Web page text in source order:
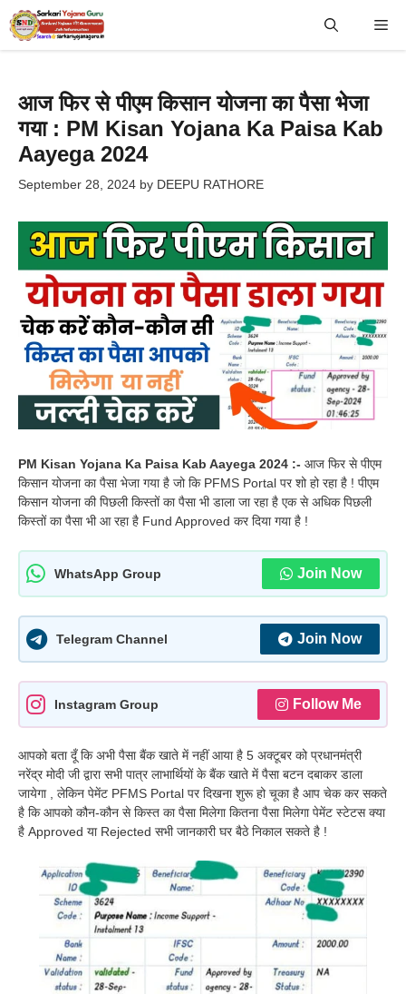
Skip
to
आज फिर से पीएम किसान योजना का पैसा भेजा
गया : PM Kisan Yojana Ka Paisa Kab
Aayega 2024
September 28, 2024 by DEEPU RATHORE
PM Kisan Yojana Ka Paisa Kab Aayega 2024 :- आज फिर से पीएम
किसान योजना का पैसा भेजा गया है जो कि PFMS Portal पर शो हो रहा है ! पीएम
किसान योजना की पिछली किस्तों का पैसा भी डाला जा रहा है एक से अधिक पिछली
किस्तों का पैसा भी आ रहा है Fund Approved कर दिया गया है !
WhatsApp Group Join Now
Telegram Channel Join Now
Instagram Group Follow Me
आपको बता दूँ कि अभी पैसा बैंक खाते में नहीं आया है 5 अक्टूबर को प्रधानमंत्री
नरेंद्र मोदी जी द्वारा सभी पात्र लाभार्थियों के बैंक खाते में पैसा बटन दबाकर डाला
जायेगा , लेकिन पेमेंट PFMS Portal पर दिखना शुरू हो चूका है आप चेक कर सकते
है कि आपको कौन-कौन से किस्त का पैसा मिलेगा कितना पैसा मिलेगा पेमेंट स्टेटस क्या
है Approved या Rejected सभी जानकारी घर बैठे निकाल सकते है !